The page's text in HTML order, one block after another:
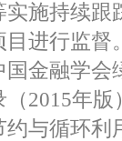
施持续跟
进行监督
金融学会
2015年
与循环利